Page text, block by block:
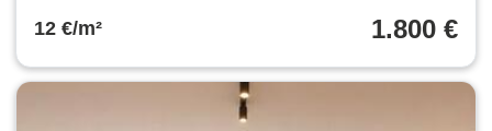
12 €/m² 1.800 €